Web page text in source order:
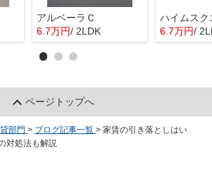
アルベーラＣ
6.7万円/ 2LDK 6.7万円/
ページトップへ
部門 > ブログ記事一覧 > 家賃の引き落としはい
対処法も解説